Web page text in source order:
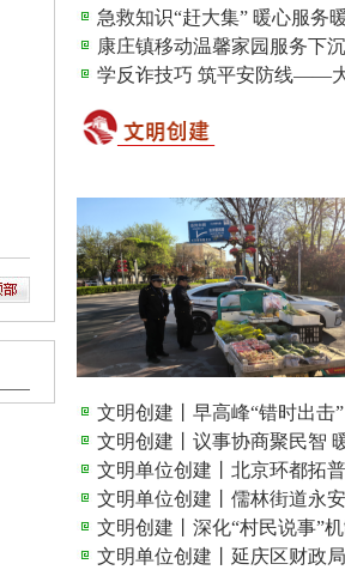
急救知识“赶大集” 暖心服务
康庄镇移动温馨家园服务下
学反诈技巧 筑平安防线——
文明创建丨早高峰“错时出击
文明创建丨议事协商聚民智
文明单位创建丨北京环都拓
文明单位创建丨儒林街道永
文明创建丨深化“村民说事”
文明单位创建丨延庆区财政